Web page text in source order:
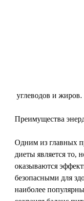
углеводов и жиров.
Преимущества
Одним из главных
диеты является то,
оказываются
безопасными для
наиболее